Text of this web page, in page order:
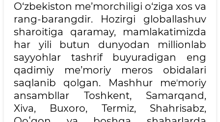
O‘zbekiston me’morchiligi o‘ziga xos va
rang-barangdir. Hozirgi globallashuv
sharoitiga qaramay, mamlakatimizda
har yili butun dunyodan millionlab
sayyohlar tashrif buyuradigan eng
qadimiy me’moriy meros obidalari
saqlanib qolgan. Mashhur meʼmoriy
ansambllar Toshkent, Samarqand,
Xiva, Buxoro, Termiz, Shahrisabz,